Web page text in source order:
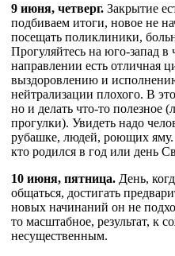
9 июня, четверг. Закрытие
подбиваем итоги, новое не
посещать поликлиники,
Прогуляйтесь на юго-запад
направлении есть отличная
выздоровлению и
нейтрализации плохого. В
но и делать что-то полезное
прогулки). Увидеть надо
рубашке, людей, роющих яму.
кто родился в год или день
10 июня, пятница. День,
общаться, достигать
новых начинаний он не
то масштабное, результат, к
несущественным.